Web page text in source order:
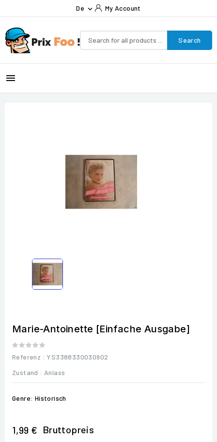
De  My Account
Search

Marie-Antoinette [Einfache Ausgabe]
Referenz : YS3388330030902
Zustand : Anlass
Genre: Historisch
1,99 € Bruttopreis